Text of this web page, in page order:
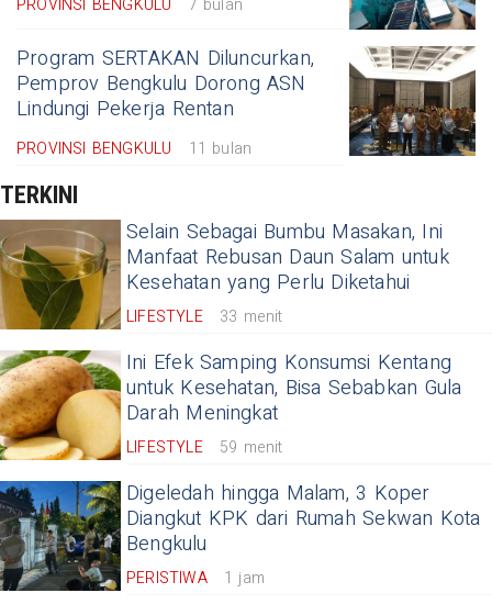
Program SERTAKAN Diluncurkan,
Pemprov Bengkulu Dorong ASN
Lindungi Pekerja Rentan
PROVINSI BENGKULU 11 bulan
TERKINI
Selain Sebagai Bumbu Masakan, Ini
Manfaat Rebusan Daun Salam untuk
Kesehatan yang Perlu Diketahui
LIFESTYLE 33 menit
Ini Efek Samping Konsumsi Kentang
untuk Kesehatan, Bisa Sebabkan Gula
Darah Meningkat
LIFESTYLE 59 menit
Digeledah hingga Malam, 3 Koper
Diangkut KPK dari Rumah Sekwan Kota
Bengkulu
PERISTIWA 1 jam